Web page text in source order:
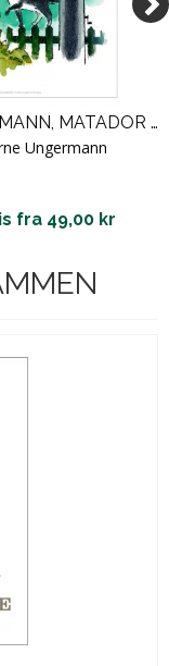
UNGERMANN, MATADOR SERIEN - 17 / U 17
Ungermann
fra 49,00 kr